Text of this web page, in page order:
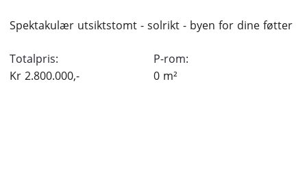
Spektakulær utsiktstomt - solrikt - byen for dine føtter
Totalpris:
Kr 2.800.000,-
P-rom:
0 m²